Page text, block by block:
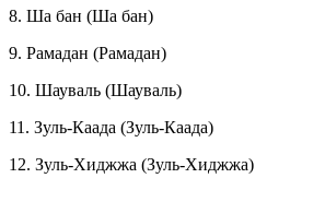
8. Ша бан (Ша бан)
9. Рамадан (Рамадан)
10. Шауваль (Шауваль)
11. Зуль-Каада (Зуль-Каада)
12. Зуль-Хиджжа (Зуль-Хиджжа)